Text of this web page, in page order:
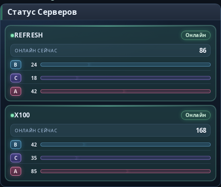
Статус Серверов
REFRESH Онлайн
ОНЛАЙН СЕЙЧАС 86
B
24
C
18
A
42
X100 Онлайн
ОНЛАЙН СЕЙЧАС 168
B
42
C
35
A
85